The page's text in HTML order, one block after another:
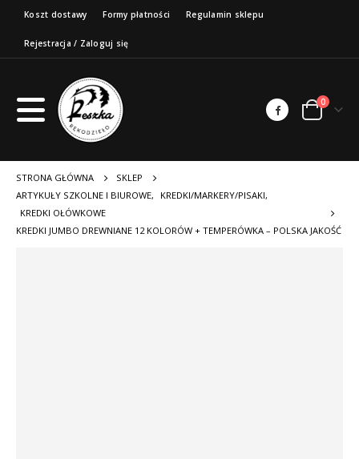
Koszt dostawy Formy płatności Regulamin sklepu
Rejestracja / Zaloguj się
0
STRONA GŁÓWNA
SKLEP
ARTYKUŁY SZKOLNE I BIUROWE, KREDKI/MARKERY/PISAKI,
KREDKI OŁÓWKOWE
KREDKI JUMBO DREWNIANE 12 KOLORÓW + TEMPERÓWKA – POLSKA JAKOŚĆ